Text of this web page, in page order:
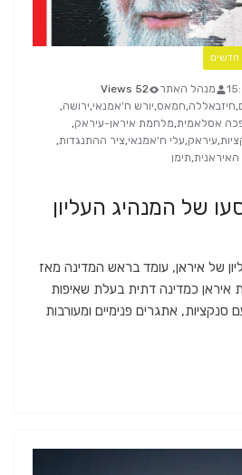
חדשים
מנהל האתר
52 Views
,חיזבאללה,חמאס,יורש ח'אמנאי,ירושה,
אסלאמית,מלחמת איראן-עיראק,
,עיראק,עלי ח'אמנאי,ציר ההתנגדות,
האיראנית,תימן
של המנהיג העליון
של איראן, עומד בראש המדינה מאז
את איראן כמדינה דתית בעלת שאיפות
סנקציות, אתגרים פנימיים ומעורבות